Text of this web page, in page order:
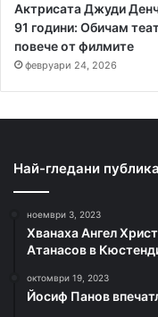
Актрисата Джуди
91 години: Обичам
повече от филмите
февруари 24, 2026
Най-гледани
ноември 3, 2023
Хванаха Ангел
Атанасов в
октомври 19, 2023
Йосиф Панов